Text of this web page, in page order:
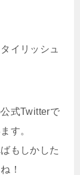
イリッシュ
式Twitterで
す。
もしかした
！